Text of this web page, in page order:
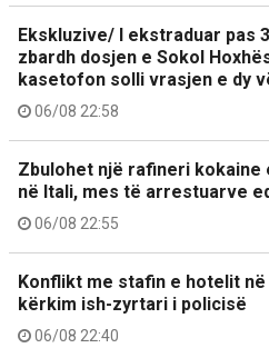
Ekskluzive/ I ekstraduar pas
zbardh dosjen e Sokol
kasetofon solli vrasjen e dy
06/08 22:58
Zbulohet një rafineri kokaine
në Itali, mes të arrestuarve
06/08 22:55
Konflikt me stafin e hotelit
kërkim ish-zyrtari i policisë
06/08 22:40